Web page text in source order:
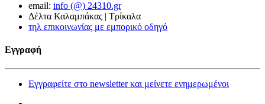
email: info (@) 24310.gr
Δέλτα Καλαμπάκας | Τρίκαλα
τηλ επικοινωνίας με εμπορικό οδηγό
Εγγραφή
Εγγραφείτε στο newsletter και μείνετε ενημερωμένοι